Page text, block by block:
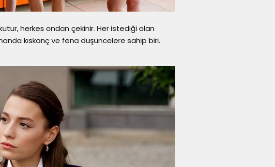
herkes ondan çekinir. Her istediği olan
kıskanç ve fena düşüncelere sahip biri.